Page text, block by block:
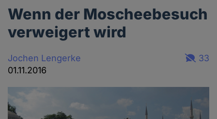
Wenn der Moscheebesuch
verweigert wird
Jochen Lengerke
01.11.2016
33